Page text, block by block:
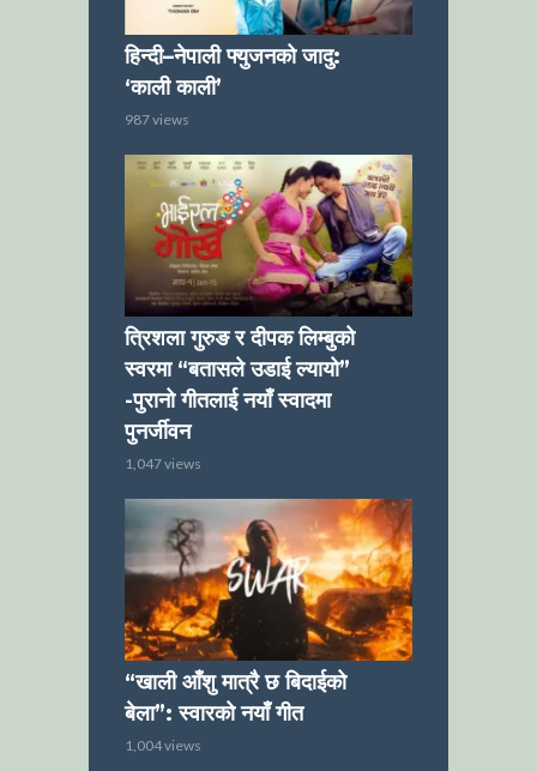
हिन्दी–नेपाली फ्युजनको जादु:
‘काली काली’
987 views
त्रिशला गुरुङ र दीपक लिम्बुको
स्वरमा “बतासले उडाई ल्यायो”
-पुरानो गीतलाई नयाँ स्वादमा
पुनर्जीवन
1,047 views
“खाली आँशु मात्रै छ बिदाईको
बेला”: स्वारको नयाँ गीत
1,004 views